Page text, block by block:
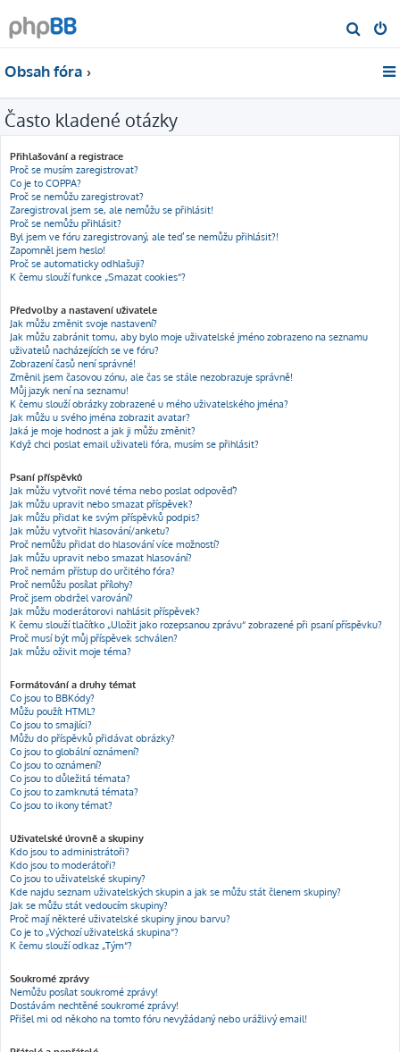
l
t
Obsah fóra
Často kladené otázky
Přihlašování a registrace
Proč se musím zaregistrovat?
Co je to COPPA?
Proč se nemůžu zaregistrovat?
Zaregistroval jsem se, ale nemůžu se přihlásit!
Proč se nemůžu přihlásit?
Byl jsem ve fóru zaregistrovaný, ale teď se nemůžu přihlásit?!
Zapomněl jsem heslo!
Proč se automaticky odhlašuji?
K čemu slouží funkce „Smazat cookies“?
Předvolby a nastavení uživatele
Jak můžu změnit svoje nastavení?
Jak můžu zabránit tomu, aby bylo moje uživatelské jméno zobrazeno na seznamu
uživatelů nacházejících se ve fóru?
Zobrazení časů není správné!
Změnil jsem časovou zónu, ale čas se stále nezobrazuje správně!
Můj jazyk není na seznamu!
K čemu slouží obrázky zobrazené u mého uživatelského jména?
Jak můžu u svého jména zobrazit avatar?
Jaká je moje hodnost a jak ji můžu změnit?
Když chci poslat email uživateli fóra, musím se přihlásit?
Psaní příspěvků
Jak můžu vytvořit nové téma nebo poslat odpověď?
Jak můžu upravit nebo smazat příspěvek?
Jak můžu přidat ke svým příspěvků podpis?
Jak můžu vytvořit hlasování/anketu?
Proč nemůžu přidat do hlasování více možností?
Jak můžu upravit nebo smazat hlasování?
Proč nemám přístup do určitého fóra?
Proč nemůžu posílat přílohy?
Proč jsem obdržel varování?
Jak můžu moderátorovi nahlásit příspěvek?
K čemu slouží tlačítko „Uložit jako rozepsanou zprávu“ zobrazené při psaní příspěvku?
Proč musí být můj příspěvek schválen?
Jak můžu oživit moje téma?
Formátování a druhy témat
Co jsou to BBKódy?
Můžu použít HTML?
Co jsou to smajlíci?
Můžu do příspěvků přidávat obrázky?
Co jsou to globální oznámení?
Co jsou to oznámení?
Co jsou to důležitá témata?
Co jsou to zamknutá témata?
Co jsou to ikony témat?
Uživatelské úrovně a skupiny
Kdo jsou to administrátoři?
Kdo jsou to moderátoři?
Co jsou to uživatelské skupiny?
Kde najdu seznam uživatelských skupin a jak se můžu stát členem skupiny?
Jak se můžu stát vedoucím skupiny?
Proč mají některé uživatelské skupiny jinou barvu?
Co je to „Výchozí uživatelská skupina“?
K čemu slouží odkaz „Tým“?
Soukromé zprávy
Nemůžu posílat soukromé zprávy!
Dostávám nechtěné soukromé zprávy!
Přišel mi od někoho na tomto fóru nevyžádaný nebo urážlivý email!